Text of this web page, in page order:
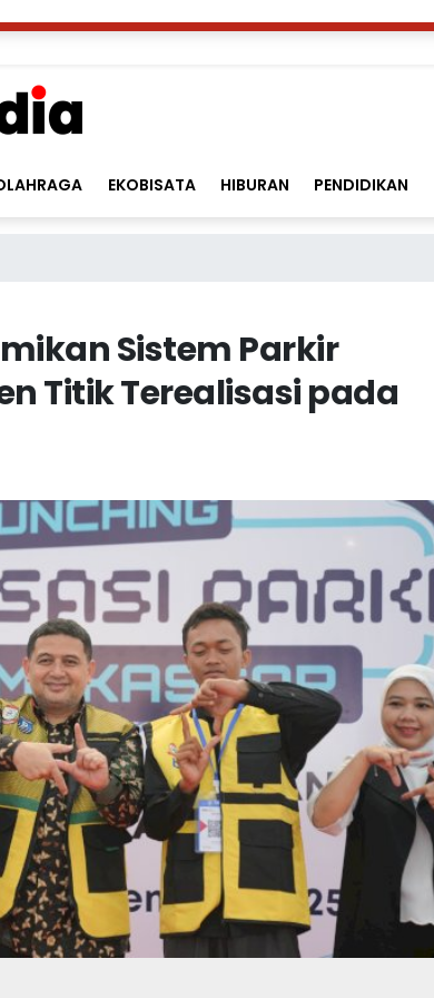
EKOBISATA HIBURAN PENDIDIKAN
Sistem Parkir
Titik Terealisasi pada